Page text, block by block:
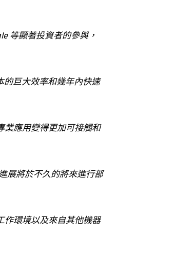
等顯著投資者的參與，
巨大效率和幾年內快速
業應用變得更加可接觸和
展將於不久的將來進行部
作環境以及來自其他機器